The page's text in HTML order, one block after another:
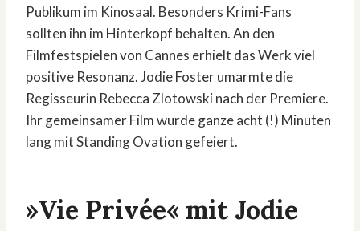
Publikum im Kinosaal. Besonders Krimi-Fans
sollten ihn im Hinterkopf behalten. An den
Filmfestspielen von Cannes erhielt das Werk viel
positive Resonanz. Jodie Foster umarmte die
Regisseurin Rebecca Zlotowski nach der Premiere.
Ihr gemeinsamer Film wurde ganze acht (!) Minuten
lang mit Standing Ovation gefeiert.
»Vie Privée« mit Jodie